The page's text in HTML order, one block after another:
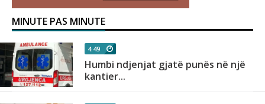
MINUTE PAS MINUTE
4:49
Humbi ndjenjat gjatë punës në një
kantier...